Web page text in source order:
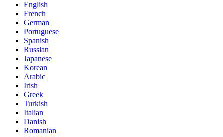
English
French
German
Portuguese
Spanish
Russian
Japanese
Korean
Arabic
Irish
Greek
Turkish
Italian
Danish
Romanian